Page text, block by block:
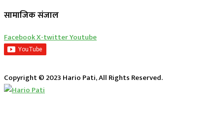
सामाजिक संजाल
FacebookX-twitterYoutube
Copyright © 2023 Hario Pati, All Rights Reserved.